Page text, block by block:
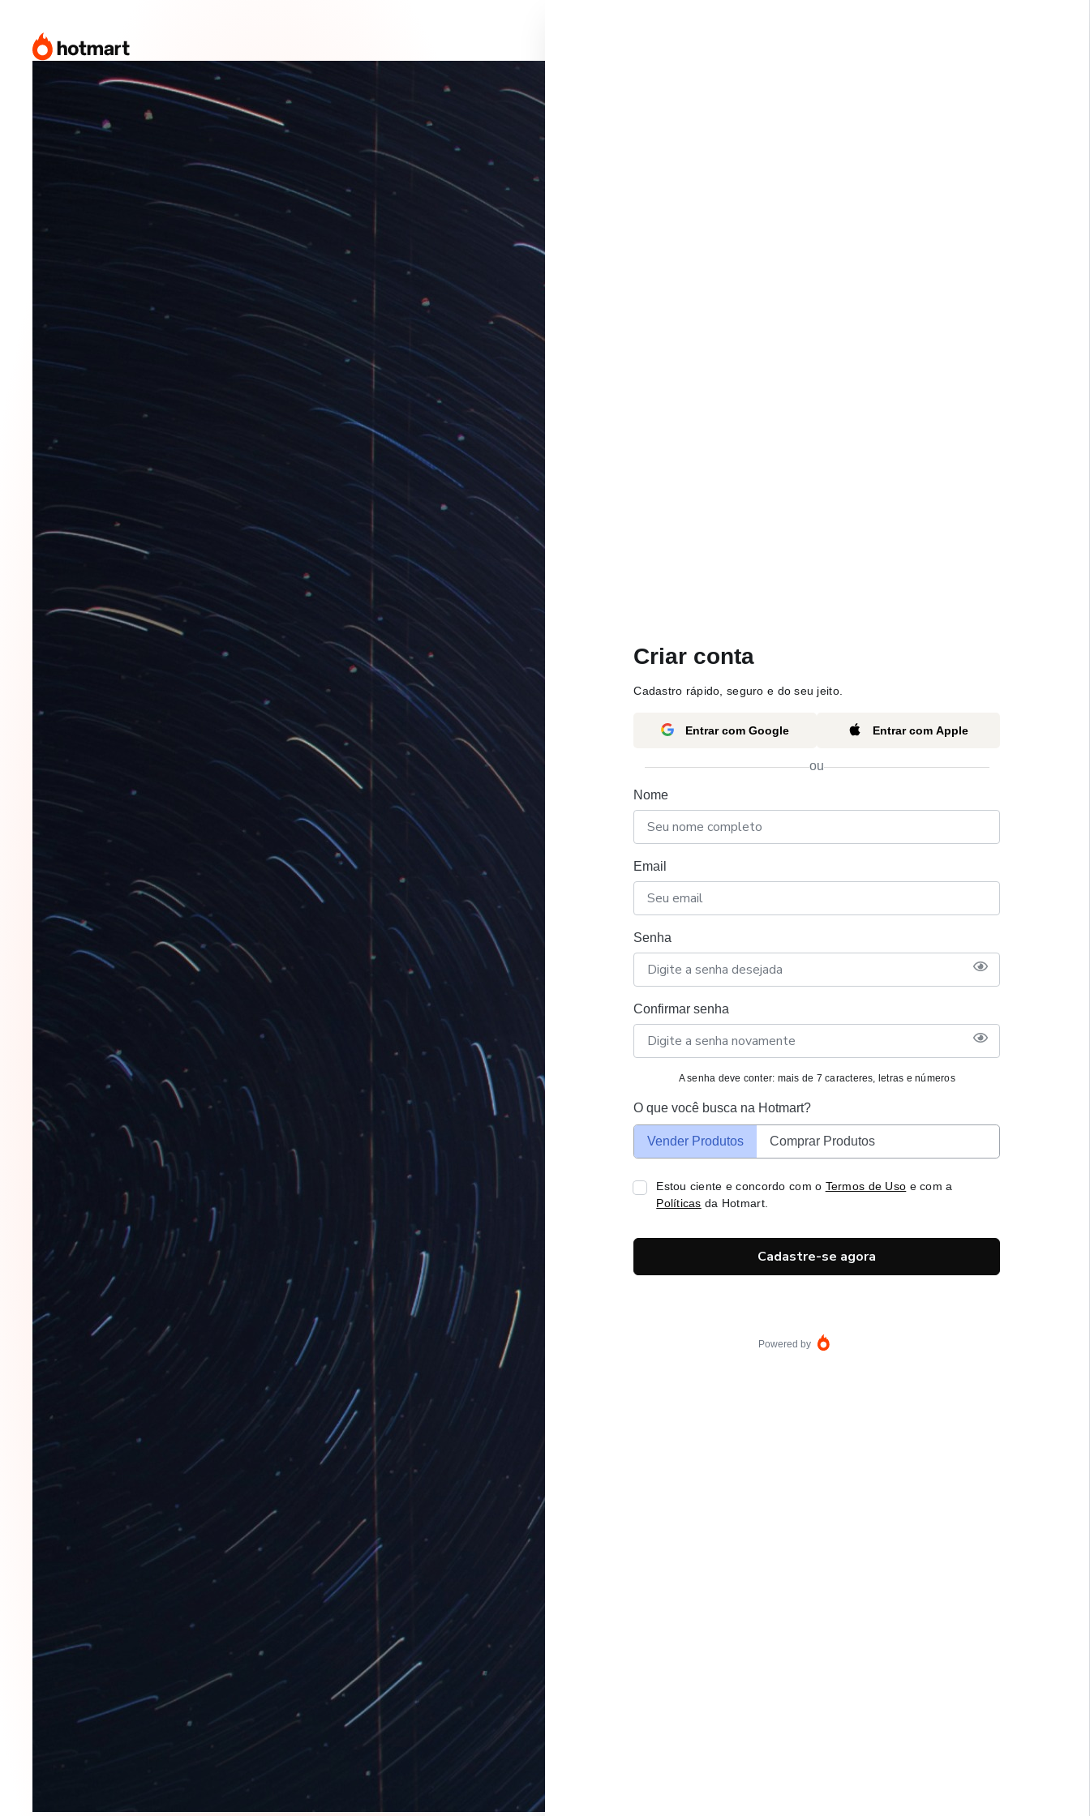
Criar conta
Cadastro rápido, seguro e do seu jeito.
Entrar com Google Entrar com Apple
ou
Nome
Email
Senha
Confirmar senha
A senha deve conter: mais de 7 caracteres, letras e números
O que você busca na Hotmart?
Vender Produtos Comprar Produtos
Estou ciente e concordo com o Termos de Uso e com a
Políticas da Hotmart.
Cadastre-se agora
Powered by